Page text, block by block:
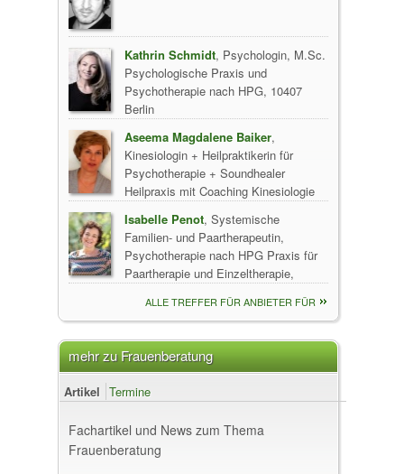
Kathrin Schmidt, Psychologin, M.Sc.
Psychologische Praxis und
Psychotherapie nach HPG, 10407
Berlin
Aseema Magdalene Baiker,
Kinesiologin + Heilpraktikerin für
Psychotherapie + Soundhealer
Heilpraxis mit Coaching Kinesiologie
und Soundhealing, 10405 Berlin
Isabelle Penot, Systemische
Familien- und Paartherapeutin,
Psychotherapie nach HPG Praxis für
Paartherapie und Einzeltherapie,
ALLE TREFFER FÜR ANBIETER FÜR
FRAUENBERATUNG
mehr zu Frauenberatung
Artikel Termine
Fachartikel und News zum Thema
Frauenberatung